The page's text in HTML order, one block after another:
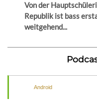
Von der
Republik ist bass
weitgehend...
Android